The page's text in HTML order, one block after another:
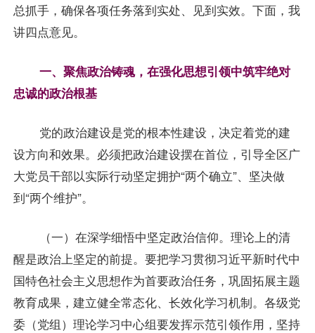
总抓手，确保各项任务落到实处、见到实效。下面，我
讲四点意见。
一、聚焦政治铸魂，在强化思想引领中筑牢绝对
忠诚的政治根基
党的政治建设是党的根本性建设，决定着党的建
设方向和效果。必须把政治建设摆在首位，引导全区广
大党员干部以实际行动坚定拥护“两个确立”、坚决做
到“两个维护”。
（一）在深学细悟中坚定政治信仰。理论上的清
醒是政治上坚定的前提。要把学习贯彻习近平新时代中
国特色社会主义思想作为首要政治任务，巩固拓展主题
教育成果，建立健全常态化、长效化学习机制。各级党
委（党组）理论学习中心组要发挥示范引领作用，坚持